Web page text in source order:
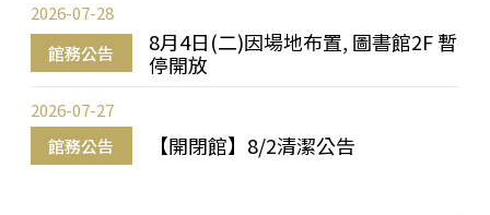
館務公告
8月4日(二)因場地布置, 圖書館2F 暫
停開放
2026-07-28
館務公告 【開閉館】8/2清潔公告
2026-07-27